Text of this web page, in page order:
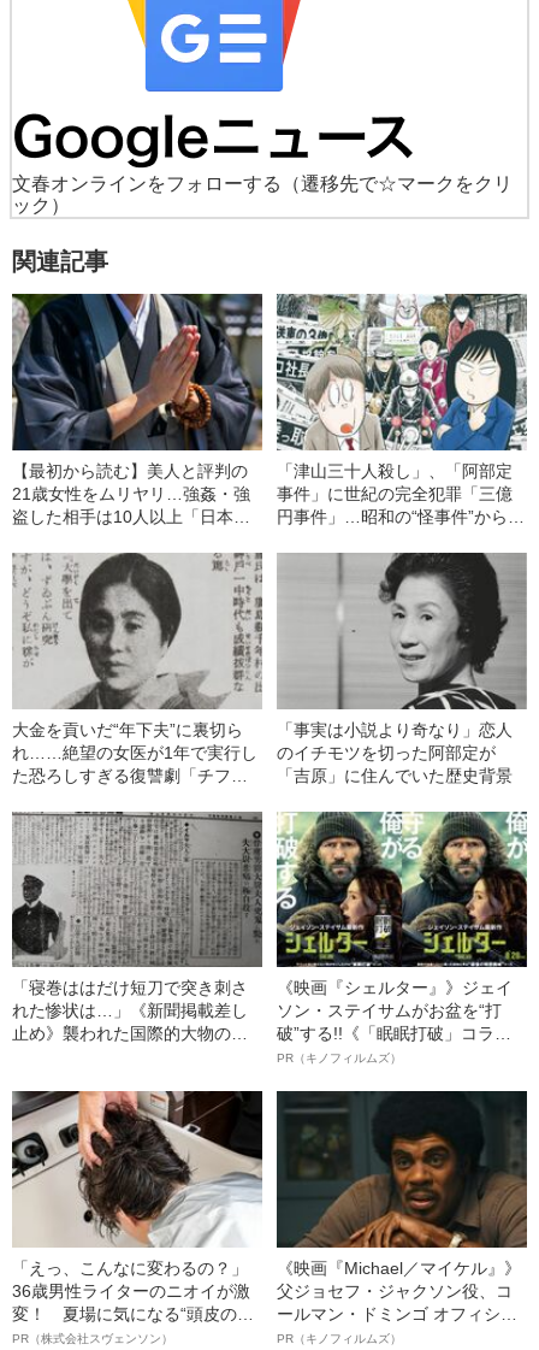
文春オンラインをフォローする
（遷移先で☆マークをクリ
ック）
関連記事
【最初から読む】美人と評判の
21歳女性をムリヤリ…強姦・強
盗した相手は10人以上「日本最
（1915年の事件）
「津山三十人殺し」、「阿部定
事件」に世紀の完全犯罪「三億
円事件」…昭和の“怪事件”から感
大金を貢いだ“年下夫”に裏切ら
れ……絶望の女医が1年で実行し
た恐ろしすぎる復讐劇「チフス
「事実は小説より奇なり」恋人
のイチモツを切った阿部定が
「吉原」に住んでいた歴史背景
「寝巻ははだけ短刀で突き刺さ
れた惨状は…」《新聞掲載差し
止め》襲われた国際的大物の令
《映画『シェルター』》ジェイ
ソン・ステイサムがお盆を“打
破”する!!《「眠眠打破」コラ
ボ》
PR（キノフィルムズ）
「えっ、こんなに変わるの？」
36歳男性ライターのニオイが激
変！ 夏場に気になる“頭皮のニ
オイ”や“ベタつき”を解消す
PR（株式会社スヴェンソン）
《映画『Michael／マイケル』》
父ジョセフ・ジャクソン役、コ
ールマン・ドミンゴ オフィシャ
ルインタビュー“観客を魅了した
PR（キノフィルムズ）